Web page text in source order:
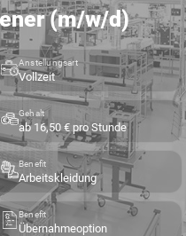
(m/w/d)
Anstellungsart
Vollzeit
Gehalt
ab 16,50 € pro Stunde
Benefit
Arbeitskleidung
Benefit
Übernahmeoption